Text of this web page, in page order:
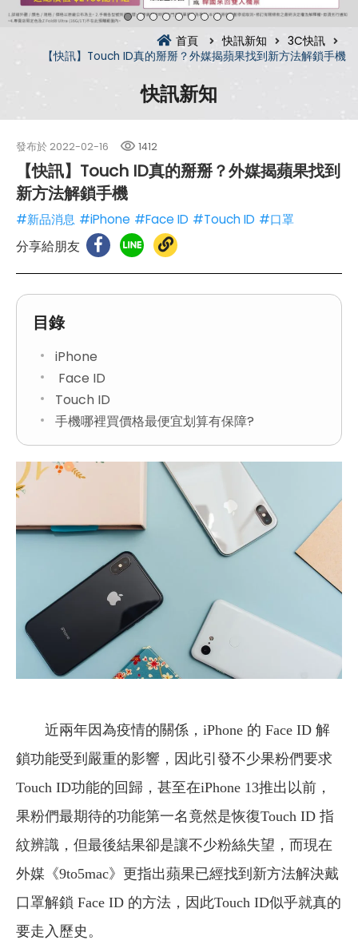
首頁 快訊新知
3C快訊
【快訊】Touch ID真的掰掰？外媒揭蘋果找到新方法解鎖手機
快訊新知
發布於 2022-02-16 1412
【快訊】Touch ID真的掰掰？外媒揭蘋果找到
新方法解鎖手機
#新品消息 #iPhone #Face ID #Touch ID #口罩
分享給朋友
目錄
iPhone
Face ID
Touch ID
手機哪裡買價格最便宜划算有保障?
近兩年因為疫情的關係，iPhone 的 Face ID 解
鎖功能受到嚴重的影響，因此引發不少果粉們要求
Touch ID功能的回歸，甚至在iPhone 13推出以前，
果粉們最期待的功能第一名竟然是恢復Touch ID 指
紋辨識，但最後結果卻是讓不少粉絲失望，而現在
外媒《9to5mac》更指出蘋果已經找到新方法解決戴
口罩解鎖 Face ID 的方法，因此Touch ID似乎就真的
要走入歷史。